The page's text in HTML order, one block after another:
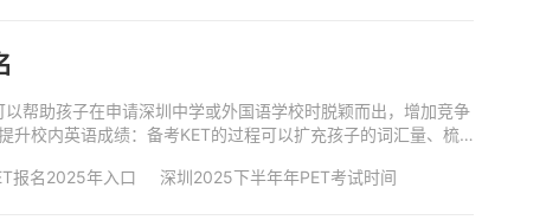
帮助孩子在申请深圳中学或外国语学校时脱颖而出，增加竞争
校内英语成绩：备考KET的过程可以扩充孩子的词汇量、梳
报名2025年入口 深圳2025下半年年PET考试时间